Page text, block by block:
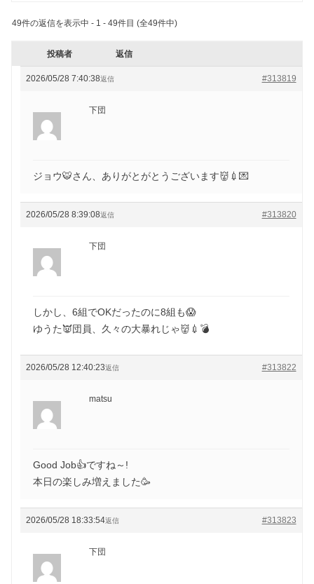
49件の返信を表示中 - 1 - 49件目 (全49件中)
投稿者 返信
2026/05/28 7:40:38 #313819
返信
下団
ジョウ🐯さん、ありがとがとうございます👹💉💌
2026/05/28 8:39:08 #313820
返信
下団
しかし、6組でOKだったのに8組も😱
ゆうた👿団員、久々の大暴れじゃ👹💉💣
2026/05/28 12:40:23 #313822
返信
matsu
Good Job👍ですね～!
本日の楽しみ増えました🥳
2026/05/28 18:33:54 #313823
返信
下団